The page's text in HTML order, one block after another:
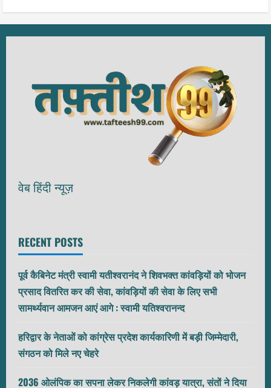
वेब हिंदी न्यूज़
RECENT POSTS
पूर्व कैबिनेट मंत्री स्वामी यतीश्वरानंद ने शिवभक्त कांवड़ियों को भोजन
प्रसाद वितरित कर की सेवा, कांवड़ियों की सेवा के लिए सभी
सामर्थ्यवान आमजन आएं आगे : स्वामी यतिश्वरानन्द
हरिद्वार के नेताओं को कांग्रेस प्रदेश कार्यकारिणी में बड़ी जिम्मेदारी,
संगठन को मिले नए चेहरे
2036 ओलंपिक का सपना लेकर निकलेगी कांवड़ यात्रा, संतों ने दिया